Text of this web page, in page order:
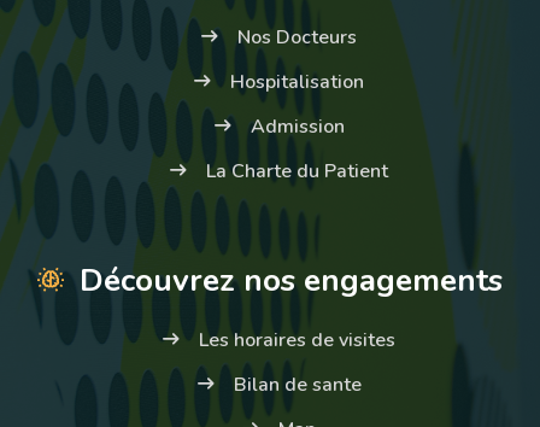
Nos Docteurs
Hospitalisation
Admission
La Charte du Patient
Découvrez nos engagements
Les horaires de visites
Bilan de sante